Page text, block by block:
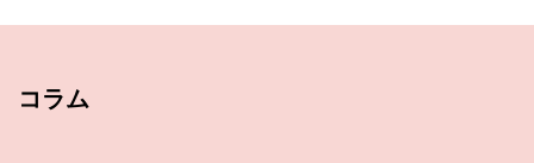
コラム